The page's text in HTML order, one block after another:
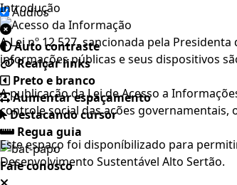
Áudios
Auto contraste
Realçar links
Preto e branco
Aumentar espaçamento
Destacando cursor
Regua guia
Fale conosco
Introdução
A Lei nº 12.527, sancionada pela
informações públicas e seus dispositivos
A publicação da Lei de Acesso a
controle social das ações
Este espaço foi disponíbilizado para
Desenvolvimento Sustentável Alto Sertão.